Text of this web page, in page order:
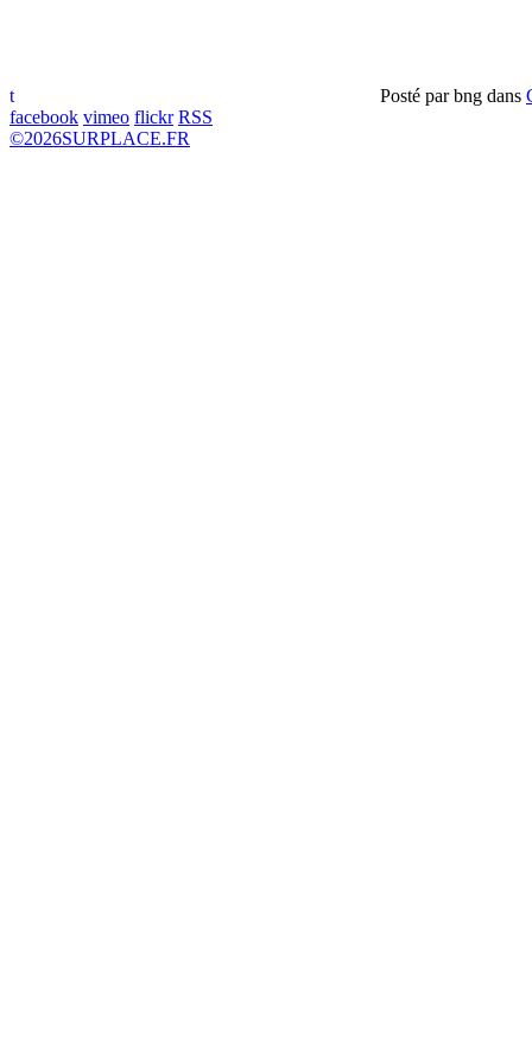
t Posté parbng dans
facebook vimeo flickr RSS
©2026SURPLACE.FR